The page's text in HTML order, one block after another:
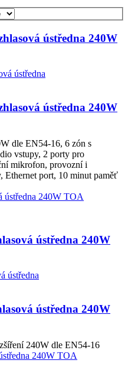
ústředna 240W
ústředna 240W
dle EN54-16, 6 zón s
vstupy, 2 porty pro
mikrofon, provozní i
Ethernet port, 10 minut paměť
ústředna 240W TOA
ústředna 240W
ústředna 240W
240W dle EN54-16
240W TOA